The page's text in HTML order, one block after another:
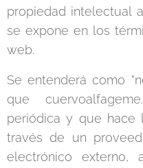
propiedad intelectual
se expone en los
web.
Se entenderá como
que
periódica y que hace
través de un
electrónico